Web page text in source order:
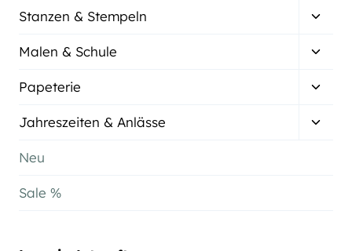
Stanzen & Stempeln
Malen & Schule
Papeterie
Jahreszeiten & Anlässe
Neu
Sale %